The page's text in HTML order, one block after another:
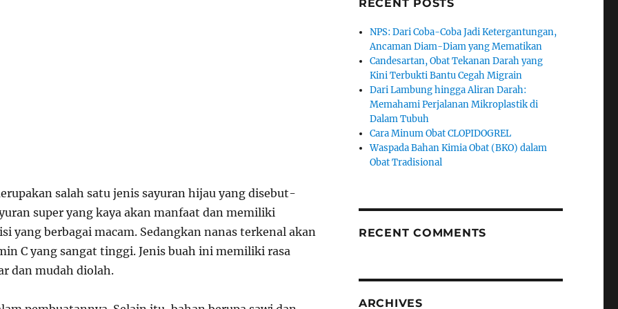
salah satu jenis sayuran hijau yang disebut-
super yang kaya akan manfaat dan memiliki
yang berbagai macam. Sedangkan nanas terkenal akan
C yang sangat tinggi. Jenis buah ini memiliki rasa
dan mudah diolah.
RECENT POSTS
NPS: Dari Coba-Coba Jadi Ketergantungan,
Ancaman Diam-Diam yang Mematikan
Candesartan, Obat Tekanan Darah yang
Kini Terbukti Bantu Cegah Migrain
Dari Lambung hingga Aliran Darah:
Memahami Perjalanan Mikroplastik di
Dalam Tubuh
Cara Minum Obat CLOPIDOGREL
Waspada Bahan Kimia Obat (BKO) dalam
Obat Tradisional
RECENT COMMENTS
ARCHIVES